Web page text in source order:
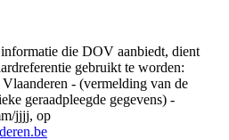
die DOV aanbiedt, dient
gebruikt te worden:
- (vermelding van de
geraadpleegde gegevens) -
jjjj, op